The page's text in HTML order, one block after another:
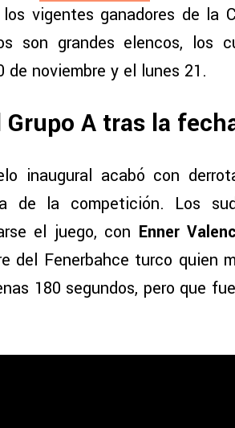
vigentes ganadores de la
son grandes elencos, los
noviembre y el lunes 21.
A tras la
inaugural acabó con
de la competición. Los
el juego, con Enner
del Fenerbahce turco quien
180 segundos, pero que